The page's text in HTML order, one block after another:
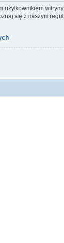
użytkownikiem
się z naszym